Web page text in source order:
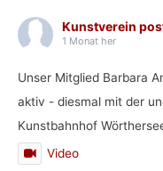
Kunstverein
1 Monat her
Unser Mitglied Barbara
aktiv - diesmal mit der
Kunstbahnhof
Video